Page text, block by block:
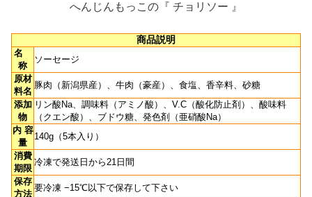
へんじんもっこの『 チョリソー 』
商品説明
名
称
ソーセージ
原材
料名
豚肉（新潟県産）、牛肉（豪産）、食塩、香辛料、砂糖
添加
物
リン酸Na、調味料（アミノ酸）、V.C（酸化防止剤）、酸味料
（クエン酸）、ブドウ糖、発色剤（亜硝酸Na）
内 容
量
140g（5本入り）
消費
期限
冷凍で発送日から21日間
保存
方法
要冷凍 −15℃以下で保存して下さい